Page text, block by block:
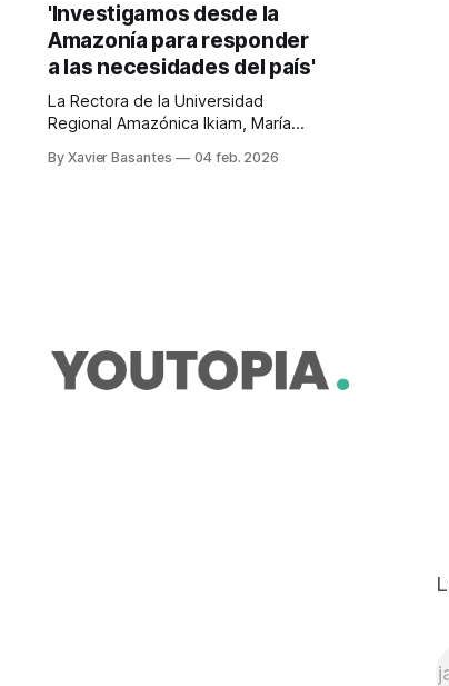
'Investigamos desde la
Amazonía para responder
a las necesidades del país'
La Rectora de la Universidad
Regional Amazónica Ikiam, María
crecimiento de la institución y su
By Xavier Basantes 04 feb. 2026